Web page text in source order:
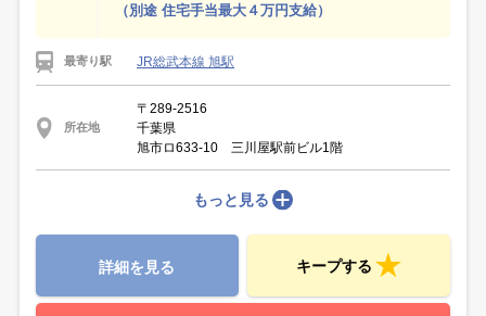
（別途 住宅手当最大４万円支給）
最寄り駅 JR総武本線 旭駅
所在地
〒289-2516
千葉県
旭市ロ633-10 三川屋駅前ビル1階
もっと見る
詳細を見る キープする